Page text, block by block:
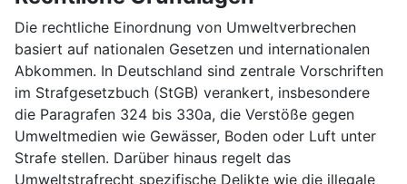
Die rechtliche Einordnung von Umweltverbrechen
basiert auf nationalen Gesetzen und internationalen
Abkommen. In Deutschland sind zentrale Vorschriften
im Strafgesetzbuch (StGB) verankert, insbesondere
die Paragrafen 324 bis 330a, die Verstöße gegen
Umweltmedien wie Gewässer, Boden oder Luft unter
Strafe stellen. Darüber hinaus regelt das
Umweltstrafrecht spezifische Delikte wie die illegale